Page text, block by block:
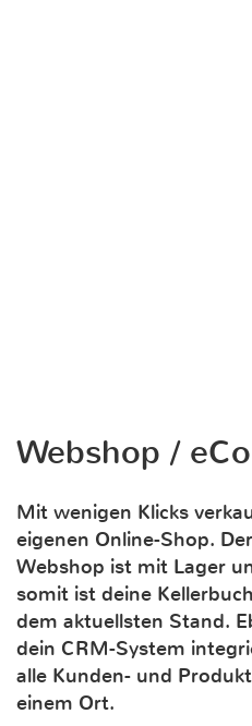
Webshop /
Mit wenigen Klicks
eigenen Online-Shop.
Webshop ist mit Lager
somit ist deine
dem aktuellsten Stand.
dein CRM-System
alle Kunden- und
einem Ort.